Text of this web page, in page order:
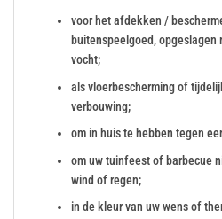
voor het afdekken /
buitenspeelgoed,
vocht;
als vloerbescherming of
verbouwing;
om in huis te hebben tegen
om uw tuinfeest of barbecue
wind of regen;
in de kleur van uw wens of